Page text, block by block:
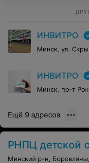
ИНВИТРО
Минск, ул.
ИНВИТРО
Минск, пр-т
Ещё 9 адресов
РНПЦ детской
Минский р-н,